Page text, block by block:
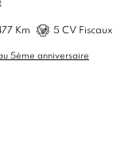
Km 5 CV Fiscaux
5ème anniversaire